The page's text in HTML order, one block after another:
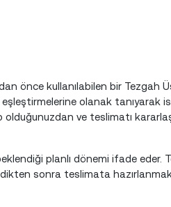
önce kullanılabilen bir Tezgah
eşleştirmelerine olanak tanıyarak
ve teslimatı
planlı dönemi ifade
sonra teslimata hazırlanmak